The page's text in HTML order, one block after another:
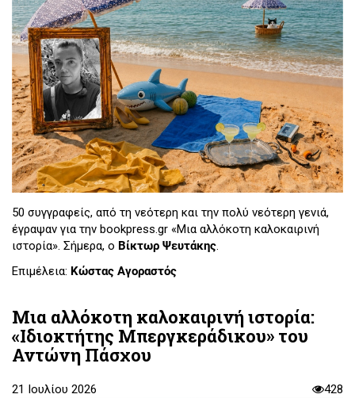
50 συγγραφείς, από τη νεότερη και την πολύ νεότερη γενιά,
έγραψαν για την bookpress.gr «Μια αλλόκοτη καλοκαιρινή
ιστορία». Σήμερα, ο Βίκτωρ Ψευτάκης.
Επιμέλεια: Κώστας Αγοραστός
Μια αλλόκοτη καλοκαιρινή ιστορία:
«Ιδιοκτήτης Μπεργκεράδικου» του
Αντώνη Πάσχου
21 Ιουλίου 2026 428